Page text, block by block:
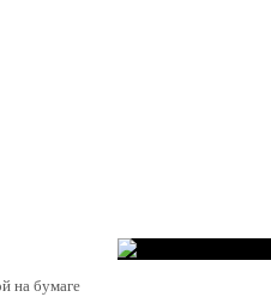
на бумаге